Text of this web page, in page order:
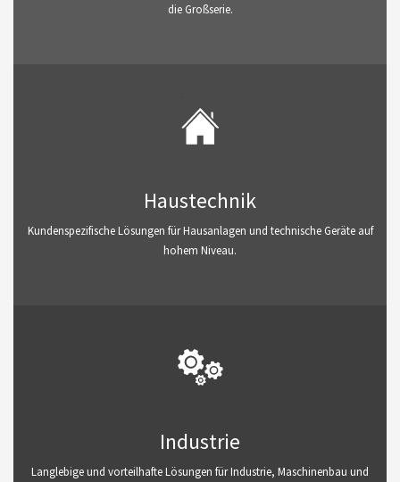
die Großserie.
Haustechnik
Kundenspezifische Lösungen für Hausanlagen und technische Geräte auf
hohem Niveau.
Industrie
Langlebige und vorteilhafte Lösungen für Industrie, Maschinenbau und